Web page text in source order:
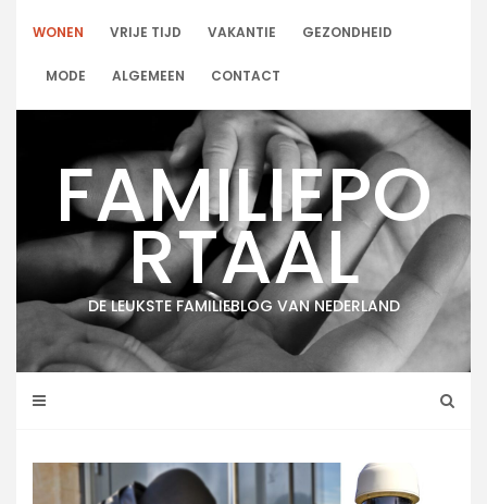
WONEN VRIJE TIJD VAKANTIE GEZONDHEID
MODE ALGEMEEN CONTACT
FAMILIEPO
RTAAL
DE LEUKSTE FAMILIEBLOG VAN NEDERLAND